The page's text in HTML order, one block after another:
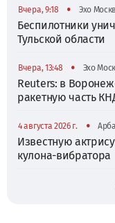
Вчера, 9:18 • Эхо
Беспилотники
Тульской области
Вчера, 13:48 • Эхо
Reuters: в
ракетную часть
4 августа 2026 г. •
Известную
кулона-вибратора